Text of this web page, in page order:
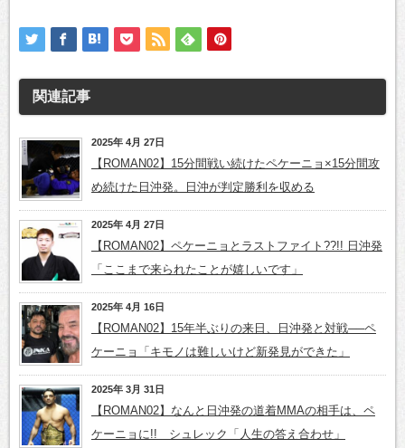
関連記事
2025年 4月 27日
【ROMAN02】15分間戦い続けたペケーニョ×15分間攻
め続けた日沖発。日沖が判定勝利を収める
2025年 4月 27日
【ROMAN02】ペケーニョとラストファイト??!! 日沖発
「ここまで来られたことが嬉しいです」
2025年 4月 16日
【ROMAN02】15年半ぶりの来日、日沖発と対戦──ペ
ケーニョ「キモノは難しいけど新発見ができた」
2025年 3月 31日
【ROMAN02】なんと日沖発の道着MMAの相手は、ペ
ケーニョに!! シュレック「人生の答え合わせ」